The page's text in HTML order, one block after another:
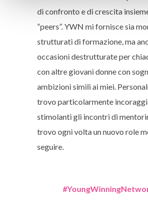
di confronto e di crescita
“peers”. YWN mi fornisce sia
strutturati di formazione, ma
occasioni destrutturate per
con altre giovani donne con
ambizioni simili ai miei.
trovo particolarmente
stimolanti gli incontri di
trovo ogni volta un nuovo role
seguire.